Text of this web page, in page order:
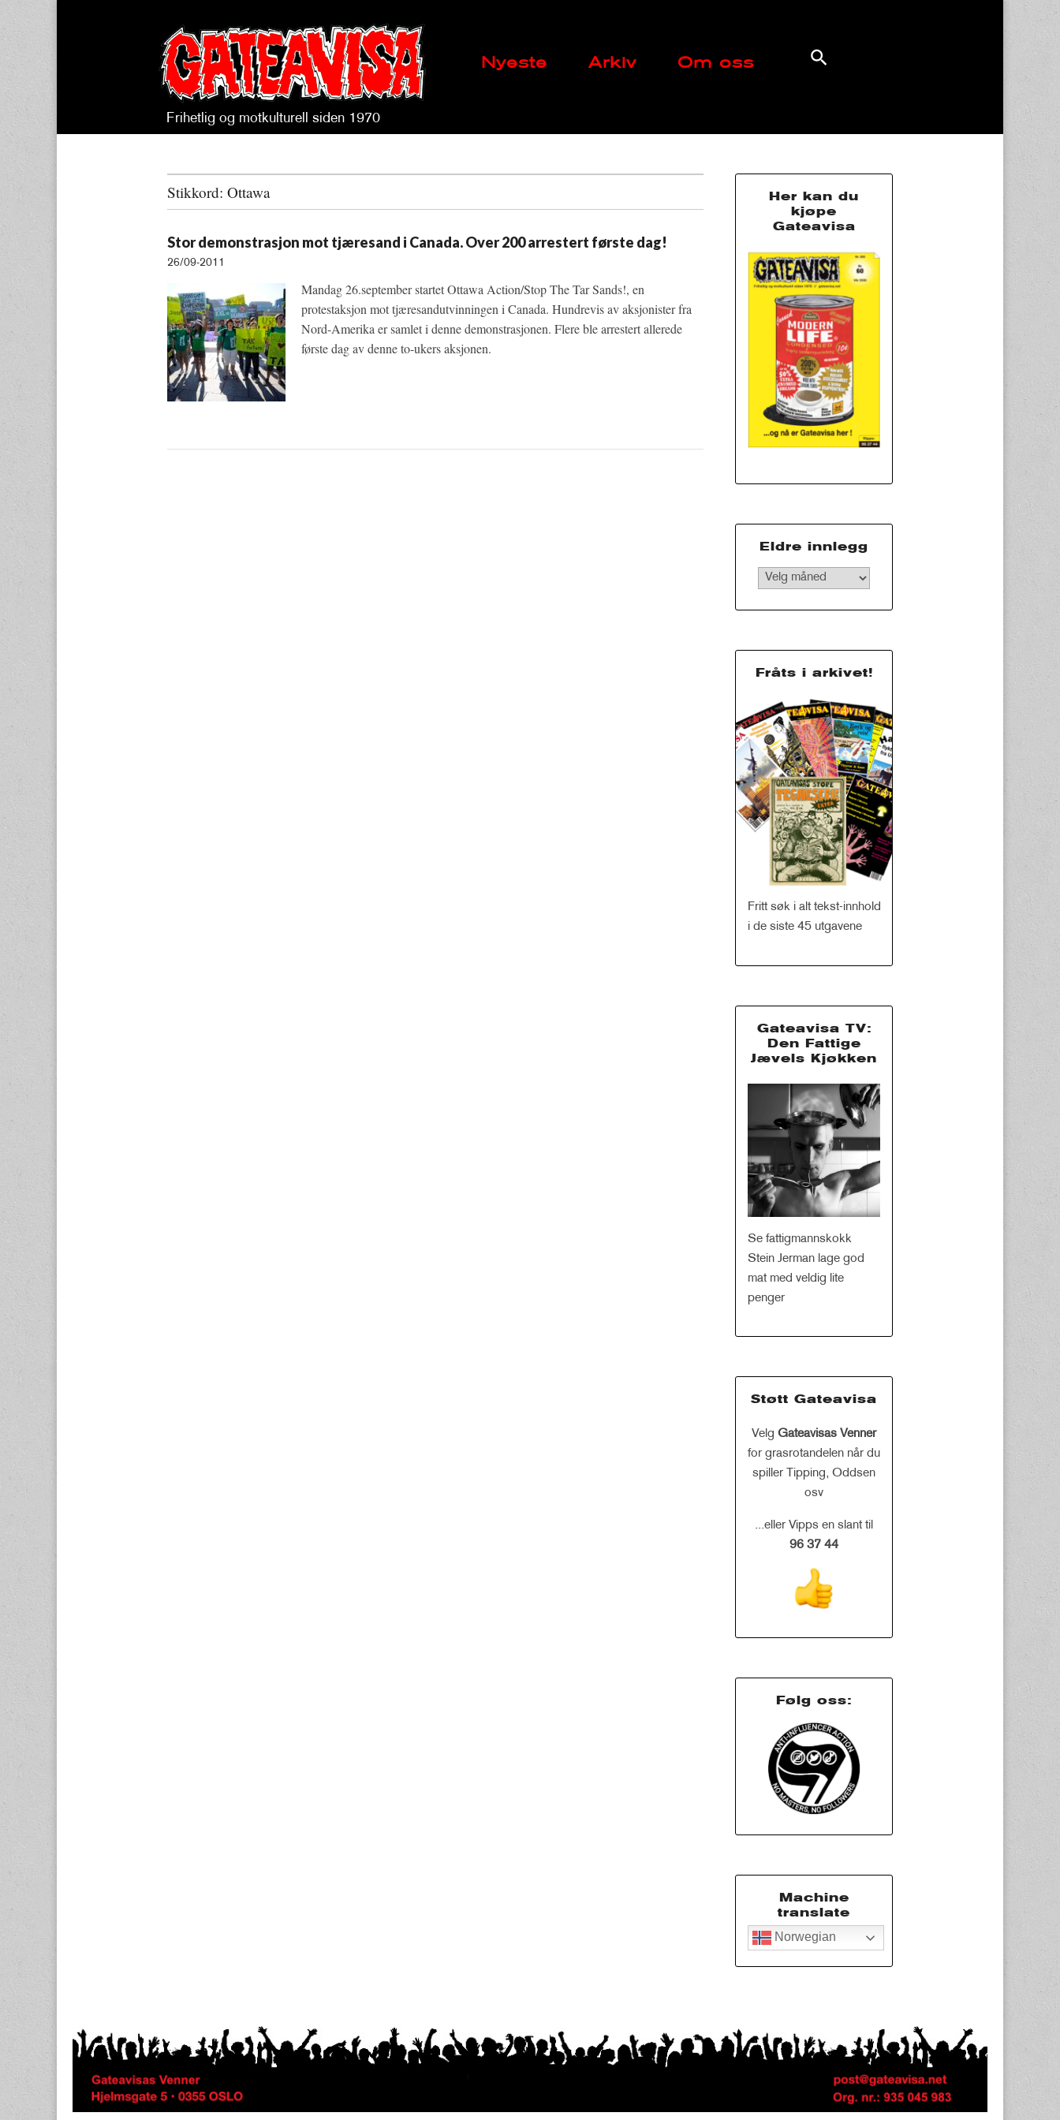
Frihetlig og motkulturell siden 1970
Main
Skip
Nyeste Arkiv Om oss
Stikkord: Ottawa
Stor demonstrasjon mot tjæresand i Canada. Over 200 arrestert første dag!
26/09-2011
Mandag 26.september startet Ottawa Action/Stop The Tar Sands!, en
protestaksjon mot tjæresandutvinningen i Canada. Hundrevis av aksjonister fra
Nord-Amerika er samlet i denne demonstrasjonen. Flere ble arrestert allerede
første dag av denne to-ukers aksjonen.
Her kan du
kjøpe
Gateavisa
Eldre innlegg
Eldre
innlegg
Fråts i arkivet!
Fritt søk i alt tekst-innhold
i de siste 45 utgavene
Gateavisa TV:
Den Fattige
Jævels Kjøkken
Se fattigmannskokk
Stein Jerman lage god
mat med veldig lite
penger
Støtt Gateavisa
Velg Gateavisas Venner
for grasrotandelen når du
spiller Tipping, Oddsen
osv
...eller Vipps en slant til
96 37 44
Følg oss:
Machine
translate
Norwegian